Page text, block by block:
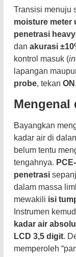
Transisi menuju
moisture meter
penetrasi
dan akurasi
kontrol masuk (
lapangan
probe, tekan ON
Mengenal
Bayangkan
kadar air di
belum tentu
tengahnya.
penetrasi
dalam massa
mewakili isi
Instrumen
kadar air
LCD 3,5 digit.
memperoleh